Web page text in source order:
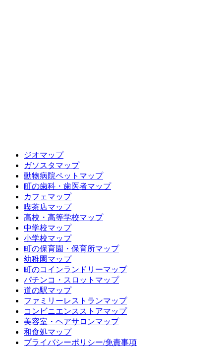
ジオマップ
ガソスタマップ
動物病院ペットマップ
町の歯科・歯医者マップ
カフェマップ
喫茶店マップ
高校・高等学校マップ
中学校マップ
小学校マップ
町の保育園・保育所マップ
幼稚園マップ
町のコインランドリーマップ
パチンコ・スロットマップ
道の駅マップ
ファミリーレストランマップ
コンビニエンスストアマップ
美容室・ヘアサロンマップ
和食処マップ
プライバシーポリシー/免責事項